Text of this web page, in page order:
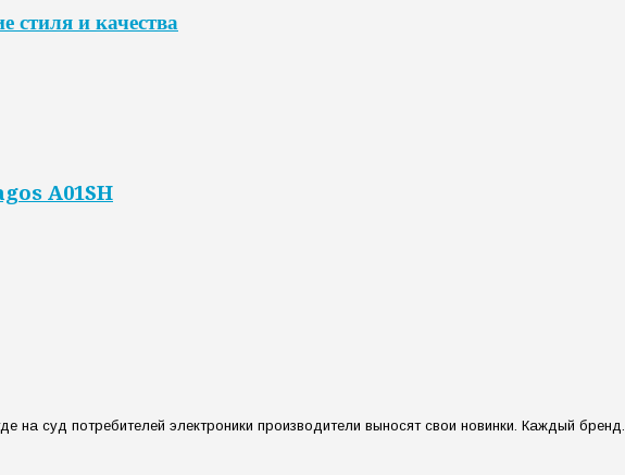
стиля и качества
A01SH
на суд потребителей электроники производители выносят свои новинки. Каждый бренд...